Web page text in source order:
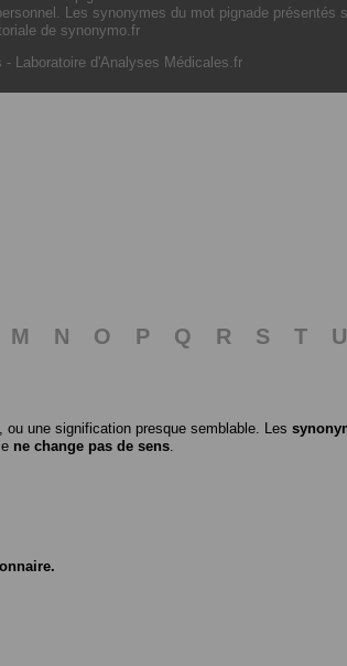
Les synonymes du mot pignade présentés
de synonymo.fr
- Laboratoire d'Analyses Médicales.fr
M N O P Q R S T U
une signification presque semblable. Les
ne change pas de sens